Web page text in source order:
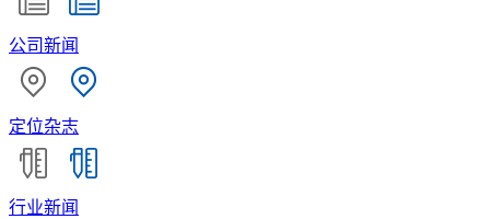
公司新闻
定位杂志
行业新闻